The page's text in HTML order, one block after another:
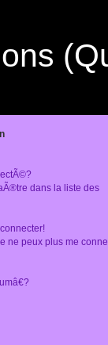
dans la liste des
ne peux plus me